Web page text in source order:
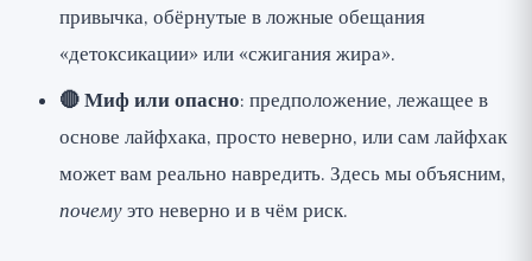
привычка, обёрнутые в ложные обещания
«детоксикации» или «сжигания жира».
🔴 Миф или опасно: предположение, лежащее в
основе лайфхака, просто неверно, или сам лайфхак
может вам реально навредить. Здесь мы объясним,
почемуэто неверно и в чём риск.